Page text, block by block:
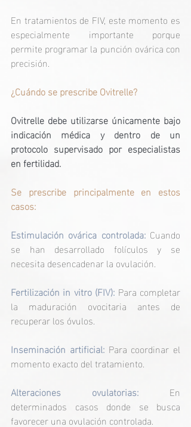
En tratamientos de FIV, este momento es
especialmente importante porque
permite programar la punción ovárica con
precisión.
¿Cuándo se prescribe Ovitrelle?
Ovitrelle debe utilizarse únicamente bajo
indicación médica y dentro de un
protocolo supervisado por especialistas
en fertilidad.
Se prescribe principalmente en estos
casos:
Estimulación ovárica controlada: Cuando
se han desarrollado folículos y se
necesita desencadenar la ovulación.
Fertilización in vitro (FIV): Para completar
la maduración ovocitaria antes de
recuperar los óvulos.
Inseminación artificial: Para coordinar el
momento exacto del tratamiento.
Alteraciones ovulatorias: En
determinados casos donde se busca
favorecer una ovulación controlada.